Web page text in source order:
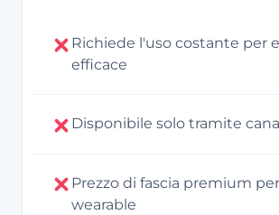
Richiede l'uso costante per
efficace
Disponibile solo tramite
Prezzo di fascia premium
wearable